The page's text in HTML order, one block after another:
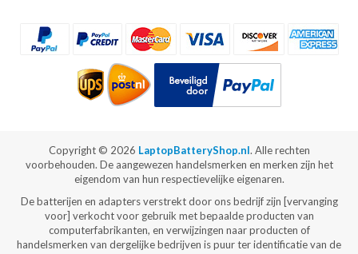
Copyright © 2026 LaptopBatteryShop.nl. Alle rechten
voorbehouden. De aangewezen handelsmerken en merken zijn het
eigendom van hun respectievelijke eigenaren.
De batterijen en adapters verstrekt door ons bedrijf zijn [vervanging
voor] verkocht voor gebruik met bepaalde producten van
computerfabrikanten, en verwijzingen naar producten of
handelsmerken van dergelijke bedrijven is puur ter identificatie van de